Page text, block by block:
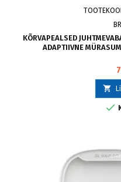
KÕRVAPEALSED
ADAPTIIVNE

